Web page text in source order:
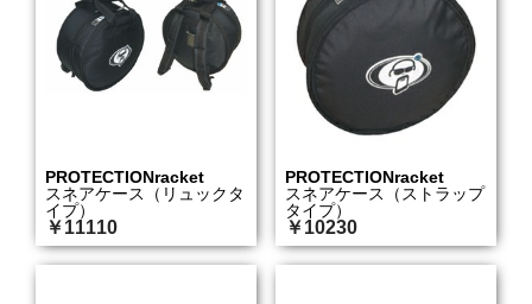
PROTECTIONracket
スネアケース（リュックタ
イプ）
￥11110
PROTECTIONracket
スネアケース（ストラップ
タイプ）
￥10230